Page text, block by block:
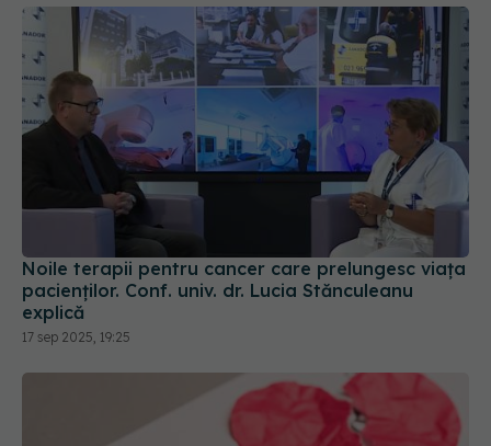
Noile terapii pentru cancer care prelungesc viața
pacienților. Conf. univ. dr. Lucia Stănculeanu
explică
17 sep 2025, 19:25